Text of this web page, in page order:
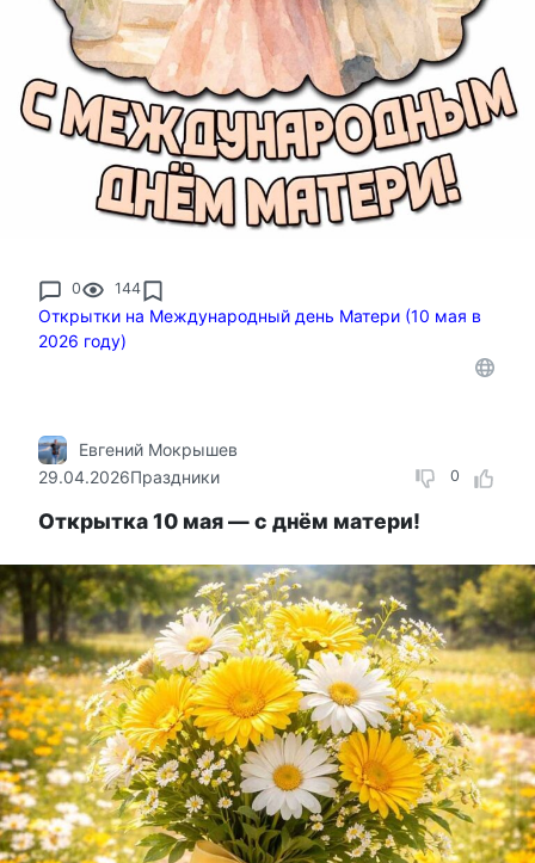
0 144
Открытки на Международный день Матери (10 мая в
2026 году)
0
Евгений Мокрышев
29.04.2026Праздники
Открытка 10 мая — с днём матери!